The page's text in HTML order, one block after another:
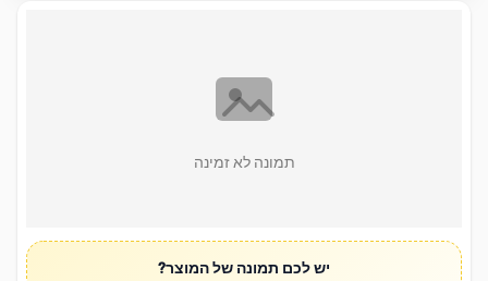
תמונה לא זמינה
יש לכם תמונה של המוצר?